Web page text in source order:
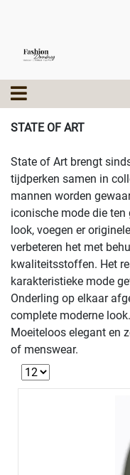
STATE OF ART
State of Art brengt
tijdperken samen in
mannen worden
iconische mode die
look, voegen er
verbeteren het met
kwaliteitsstoffen. Het
karakteristieke mode
Onderling op elkaar
complete moderne
Moeiteloos elegant en
of menswear.